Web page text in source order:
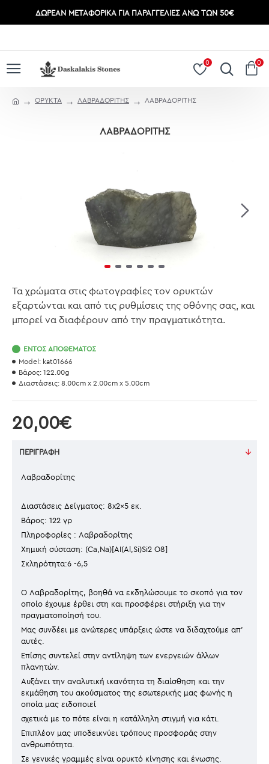
ΔΩΡΕΆΝ ΜΕΤΑΦΟΡΙΚΆ ΓΙΑ ΠΑΡΑΓΓΕΛΊΕΣ ΆΝΩ ΤΩΝ 50€
0 0
ΟΡΥΚΤΑ ΛΑΒΡΑΔΟΡΙΤΗΣ ΛΑΒΡΑΔΟΡΙΤΗΣ
ΛΑΒΡΑΔΟΡΙΤΗΣ
Τα χρώματα στις φωτογραφίες τον ορυκτών
εξαρτώνται και από τις ρυθμίσεις της οθόνης σας, και
μπορεί να διαφέρουν από την πραγματικότητα.
20,00€
ΕΝΤΌΣ ΑΠΟΘΈΜΑΤΟΣ
Model: kat01666
Βάρος: 122.00g
Διαστάσεις: 8.00cm x 2.00cm x 5.00cm
ΠΕΡΙΓΡΑΦΉ
Λαβραδορίτης
Διαστάσεις Δείγματος: 8x2x5 εκ.
Βάρος: 122 γρ
Πληροφορίες : Λαβραδορίτης
Χημική σύσταση: (Ca,Na)[AI(Al,Si)Si2 O8]
Σκληρότητα:6 -6,5
Ο Λαβραδορίτης, βοηθά να εκδηλώσουμε το σκοπό για τον
οποίο έχουμε έρθει στη και προσφέρει στήριξη για την
πραγματοποίησή του.
Μας συνδέει με ανώτερες υπάρξεις ώστε να διδαχτούμε απ’
αυτές.
Επίσης συντελεί στην αντίληψη των ενεργειών άλλων
πλανητών.
Αυξάνει την αναλυτική ικανότητα τη διαίσθηση και την
εκμάθηση του ακούσματος της εσωτερικής μας φωνής η
οποία μας ειδοποιεί
σχετικά με το πότε είναι η κατάλληλη στιγμή για κάτι.
Επιπλέον μας υποδεικνύει τρόπους προσφοράς στην
ανθρωπότητα.
Σε γενικές γραμμές είναι ορυκτό κίνησης και ένωσης.